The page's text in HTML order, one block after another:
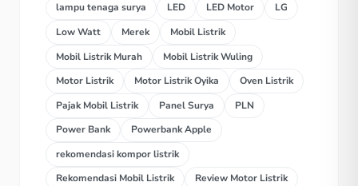
lampu tenaga surya
LED LED Motor
LG
Low Watt
Merek
Mobil Listrik
Mobil Listrik Murah
Mobil Listrik Wuling
Motor Listrik
Motor Listrik Oyika
Oven Listrik
Pajak Mobil Listrik
Panel Surya
PLN
Power Bank
Powerbank Apple
rekomendasi kompor listrik
Rekomendasi Mobil Listrik
Review Motor Listrik